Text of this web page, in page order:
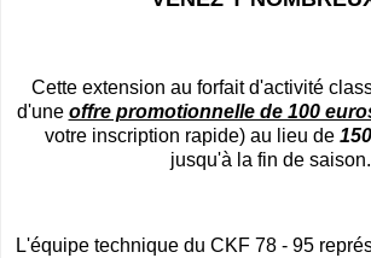
Cette extension au forfait d'activité
d'une offre promotionnelle de 100
votre inscription rapide) au lieu de
jusqu'à la fin de saison.
L'équipe technique du CKF 78 - 95